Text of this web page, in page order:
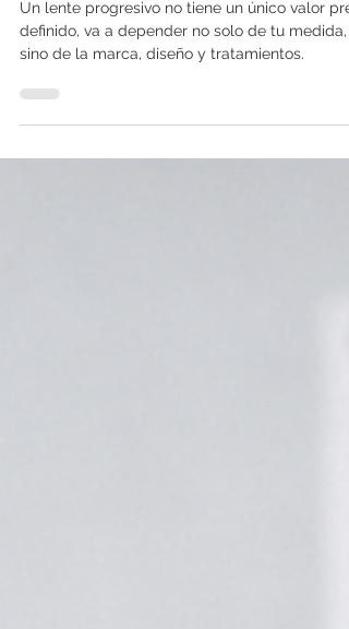
¿Es caro un lente
progresivo?
Un lente progresivo no tiene un único valor pre